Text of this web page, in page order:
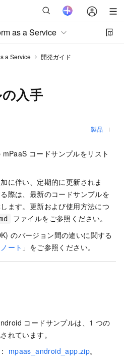
as a Service
a Service
開発ガイド
入手
製品
コードサンプルをリスト
に伴い、定期的に更新されま
際は、最新のコードサンプルを
ます。更新および使用方法につ
ファイルをご参照ください。
のバージョン間の違いに関する
ート 」をご参照ください。
コードサンプルは、1 つの
れています。
mpaas_android_app.zip。